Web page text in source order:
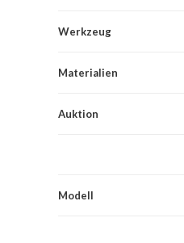
Werkzeug
Materialien
Auktion
Modell